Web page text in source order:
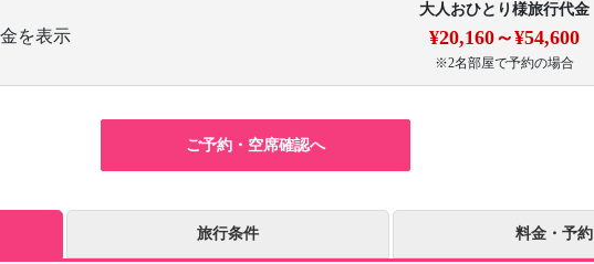
を表示
大人おひとり様旅行代金
¥20,160～¥54,600
※2名部屋で予約の場合
ご予約・空席確認へ
旅行条件 料金・予約